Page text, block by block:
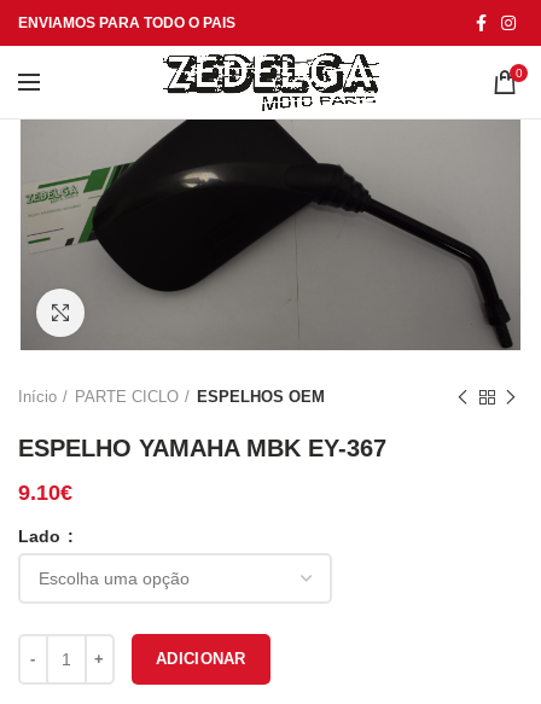
ENVIAMOS PARA TODO O PAIS
0
Início PARTE CICLO ESPELHOS OEM
ESPELHO YAMAHA MBK EY-367
9.10€
Lado
ADICIONAR